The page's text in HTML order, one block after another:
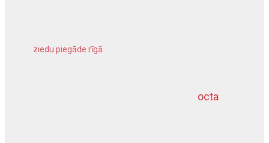
octa
ziedu piegāde rīgā
dziļurbums